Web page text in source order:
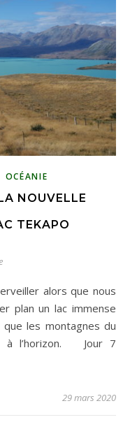
OCÉANIE
NOUVELLE
TEKAPO
plan un lac immense
que les montagnes du
à l’horizon. Jour 7
29 mars 2020